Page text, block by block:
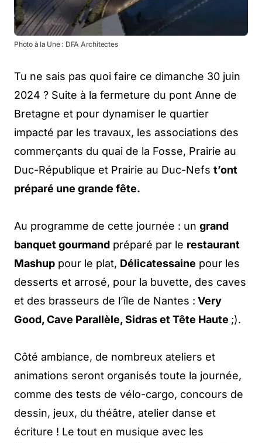
Photo à la Une : DFA Architectes
Tu ne sais pas quoi faire ce dimanche 30 juin
2024 ? Suite à la fermeture du pont Anne de
Bretagne et pour dynamiser le quartier
impacté par les travaux, les associations des
commerçants du quai de la Fosse, Prairie au
Duc-République et Prairie au Duc-Nefs t’ont
préparé une grande fête.
Au programme de cette journée : un grand
banquet gourmand préparé par le restaurant
Mashup pour le plat, Délicatessaine pour les
desserts et arrosé, pour la buvette, des caves
et des brasseurs de l’île de Nantes : Very
Good, Cave Parallèle, Sidras et Tête Haute ;).
Côté ambiance, de nombreux ateliers et
animations seront organisés toute la journée,
comme des tests de vélo-cargo, concours de
dessin, jeux, du théâtre, atelier danse et
écriture ! Le tout en musique avec les